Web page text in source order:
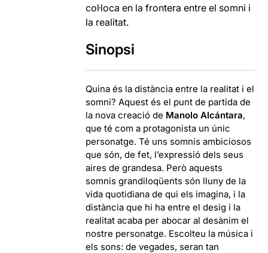
col·loca en la frontera entre el somni i
la realitat.
Sinopsi
Quina és la distància entre la realitat i el
somni? Aquest és el punt de partida de
la nova creació de Manolo Alcántara,
que té com a protagonista un únic
personatge. Té uns somnis ambiciosos
que són, de fet, l’expressió dels seus
aires de grandesa. Però aquests
somnis grandiloqüents són lluny de la
vida quotidiana de qui els imagina, i la
distància que hi ha entre el desig i la
realitat acaba per abocar al desànim el
nostre personatge. Escolteu la música i
els sons: de vegades, seran tan